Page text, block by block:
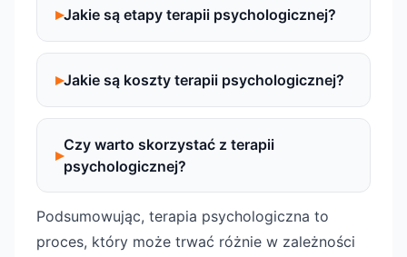
Jakie są etapy terapii psychologicznej?
Jakie są koszty terapii psychologicznej?
Czy warto skorzystać z terapii
psychologicznej?
Podsumowując, terapia psychologiczna to
proces, który może trwać różnie w zależności